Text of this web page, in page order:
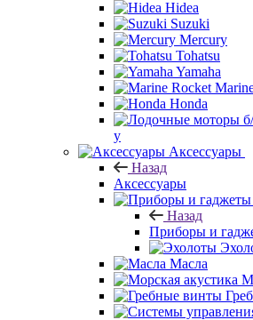
Hidea
Suzuki
Mercury
Tohatsu
Yamaha
Honda
у
Аксессуары
Назад
Аксессуары
Назад
Приборы и
Масла